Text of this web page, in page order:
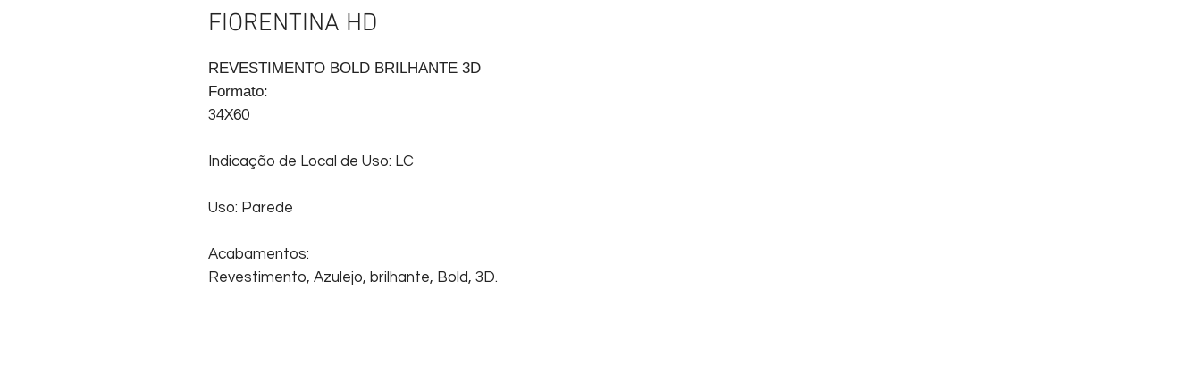
FIORENTINA HD
REVESTIMENTO BOLD BRILHANTE 3D
Formato:
34X60
Indicação de Local de Uso: LC
Uso: Parede
Acabamentos:
Revestimento, Azulejo, brilhante, Bold, 3D.